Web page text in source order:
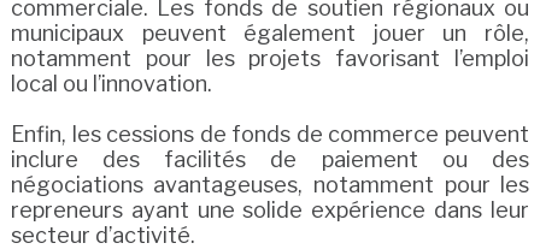
commerciale. Les fonds de soutien régionaux ou
municipaux peuvent également jouer un rôle,
notamment pour les projets favorisant l’emploi
local ou l’innovation.
Enfin, les cessions de fonds de commerce peuvent
inclure des facilités de paiement ou des
négociations avantageuses, notamment pour les
repreneurs ayant une solide expérience dans leur
secteur d’activité.